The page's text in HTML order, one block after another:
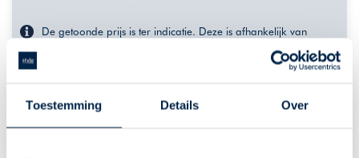
Toestemming Details Over
De getoonde prijs is ter indicatie. Deze is afhankelijk van
uitgebreider overzicht van indicatieprijzen, of neem contact met
VANAF 848,- MEER INFO